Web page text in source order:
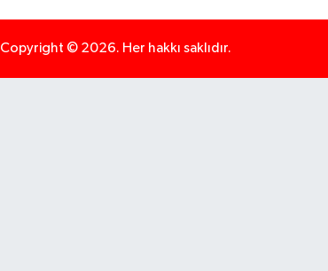
Copyright © 2026. Her hakkı saklıdır.